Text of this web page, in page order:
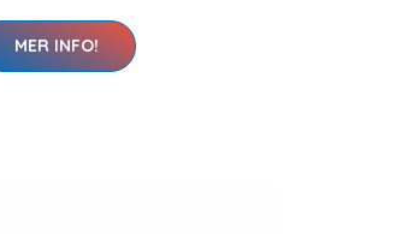
MER INFO!